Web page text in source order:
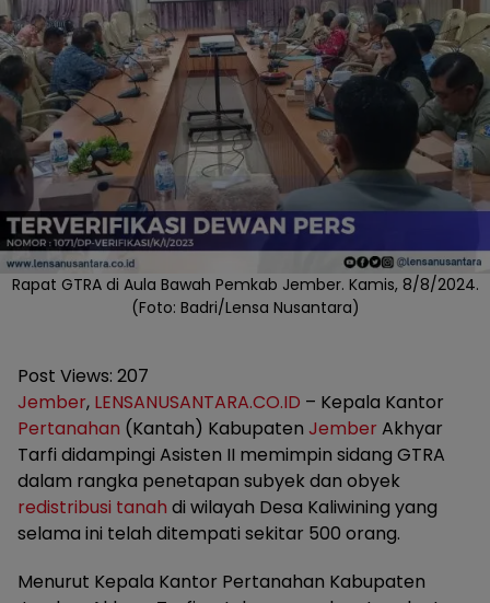
Rapat GTRA di Aula Bawah Pemkab Jember. Kamis, 8/8/2024.
(Foto: Badri/Lensa Nusantara)
Post Views: 207
Jember, LENSANUSANTARA.CO.ID – Kepala Kantor
Pertanahan (Kantah) Kabupaten Jember Akhyar
Tarfi didampingi Asisten II memimpin sidang GTRA
dalam rangka penetapan subyek dan obyek
redistribusi tanah di wilayah Desa Kaliwining yang
selama ini telah ditempati sekitar 500 orang.
Menurut Kepala Kantor Pertanahan Kabupaten